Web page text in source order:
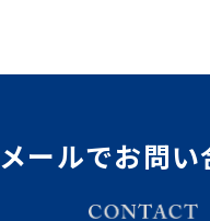
メールでお問い